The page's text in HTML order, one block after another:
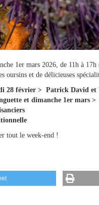
1er mars 2026, de 11h à
et de délicieuses
28 février > Patrick David et
et dimanche 1er mars
tout le week-end !